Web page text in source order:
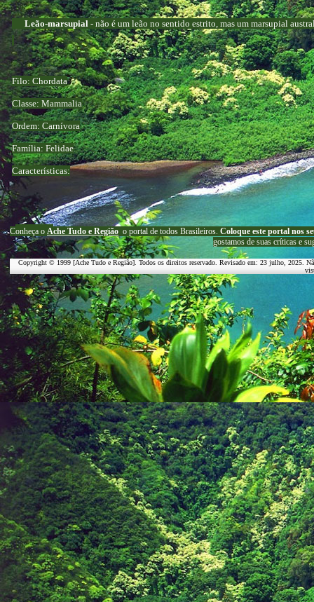
Leão-marsupial - não é um leão no sentido estrito, mas um marsupial
Filo: Chordata
Classe: Mammalia
Ordem: Carnívora
Família: Felidae
Características:
Conheça o Ache Tudo e Região o portal de todos Brasileiros. Coloque este portal nos
gostamos de suas críticas e
Copyright © 1999 [Ache Tudo e Região]. Todos os direitos reservado. Revisado em: 23 julho, 2025 .